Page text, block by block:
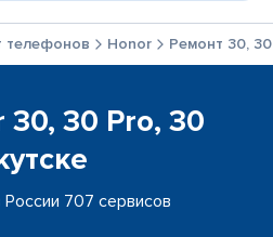
телефонов Honor Ремонт 30,
30 Pro, 30
707 сервисов